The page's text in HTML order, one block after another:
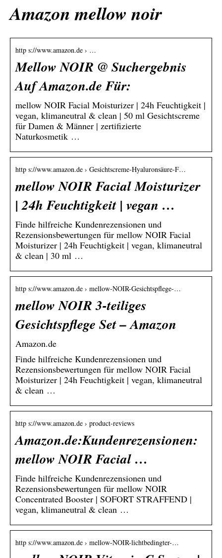
Amazon mellow noir
http s://www.amazon.de › …
Mellow NOIR @ Suchergebnis
Auf Amazon.de Für:
mellow NOIR Facial Moisturizer | 24h Feuchtigkeit |
vegan, klimaneutral & clean | 50 ml Gesichtscreme
für Damen & Männer | zertifizierte
Naturkosmetik …
http s://www.amazon.de › Gesichtscreme-Hyaluronsäure-F…
mellow NOIR Facial Moisturizer
| 24h Feuchtigkeit | vegan …
Finde hilfreiche Kundenrezensionen und
Rezensionsbewertungen für mellow NOIR Facial
Moisturizer | 24h Feuchtigkeit | vegan, klimaneutral
& clean | 30 ml …
http s://www.amazon.de › mellow-NOIR-Gesichtspflege-…
mellow NOIR 3-teiliges
Gesichtspflege Set – Amazon
Amazon.de
Finde hilfreiche Kundenrezensionen und
Rezensionsbewertungen für mellow NOIR Facial
Moisturizer | 24h Feuchtigkeit | vegan, klimaneutral
& clean …
http s://www.amazon.de › product-reviews
Amazon.de:Kundenrezensionen:
mellow NOIR Facial …
Finde hilfreiche Kundenrezensionen und
Rezensionsbewertungen für mellow NOIR
Concentrated Booster | SOFORT STRAFFEND |
vegan, klimaneutral & clean …
http s://www.amazon.de › mellow-NOIR-lichtbedingter-…